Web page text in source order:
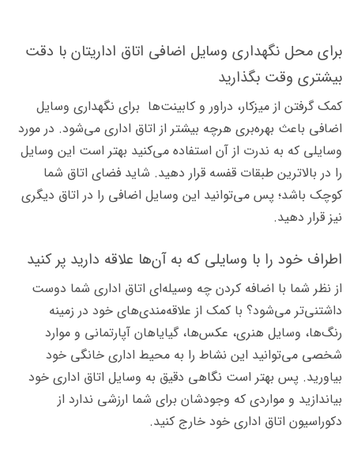
برای محل نگهداری وسایل اضافی اتاق اداریتان با دقت
بیشتری وقت بگذارید
کمک گرفتن از میزکار، دراور و کابینت‌ها برای نگهداری وسایل
اضافی باعث بهره‌بری هرچه بیشتر از اتاق اداری می‌شود. در مورد
وسایلی که به ندرت از آن استفاده می‌کنید بهتر است این وسایل
را در بالاترین طبقات قفسه قرار دهید. شاید فضای اتاق شما
کوچک باشد؛ پس می‌توانید این وسایل اضافی را در اتاق دیگری
نیز قرار دهید.
اطراف خود را با وسایلی که به آن‌ها علاقه دارید پر کنید
از نظر شما با اضافه کردن چه وسیله‌ای اتاق اداری شما دوست
داشتنی‌تر می‌شود؟ با کمک از علاقه‌مندی‌های خود در زمینه
رنگ‌ها، وسایل هنری، عکس‌ها، گیایاهان آپارتمانی و موارد
شخصی می‌توانید این نشاط را به محیط اداری خانگی خود
بیاورید. پس بهتر است نگاهی دقیق به وسایل اتاق اداری خود
بیاندازید و مواردی که وجودشان برای شما ارزشی ندارد از
دکوراسیون اتاق اداری خود خارج کنید.